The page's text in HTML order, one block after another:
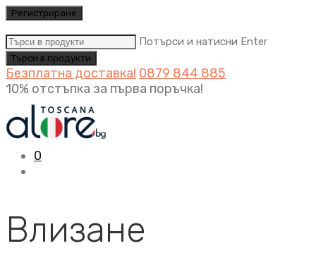
Регистриране
Потърси и натисни Enter
Безплатна доставка! 0879 844 885
10% отстъпка за първа поръчка!
0
Влизане